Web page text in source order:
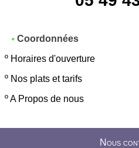
Coordonnées
º Horaires d'ouverture
º Nos plats et tarifs
ºA Propos de nous
Nous